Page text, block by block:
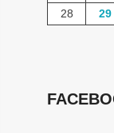
28
29